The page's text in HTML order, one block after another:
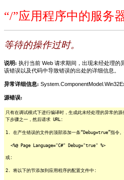
“/”应用程序中的服务
等待的操作过时。
说明: 执行当前 Web 请求期间，出现未经处理的
该错误以及代码中导致错误的出处的详细信息。
异常详细信息:
源错误:
只有在调试模式下进行编译时，生成此未经处理的异常的
下步骤之一，然后请求 URL:
1. 在产生错误的文件的顶部添加一条“Debug=true”指令
<%@ Page Language="C#" Debug="true" %>
或:
2. 将以下的节添加到应用程序的配置文件中: